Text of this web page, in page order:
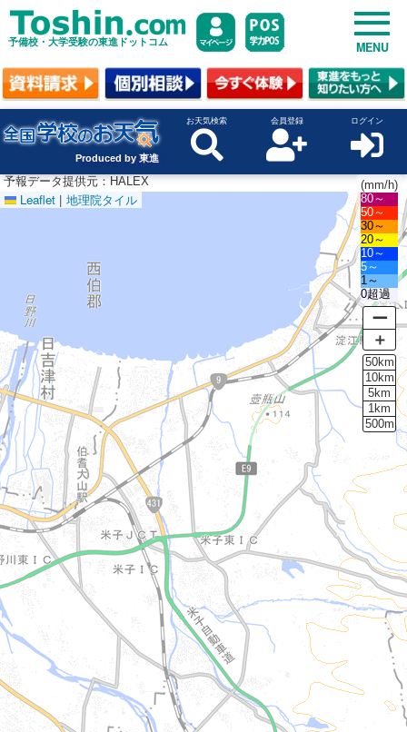
予備校・大学受験の東進ドットコム MENU
Produced by 東進
お天気検索 会員登録 ログイン
Leaflet | 地理院タイル
(mm/h)
80～
50～
30～
20～
10～
5～
1～
0超過
ー
＋
50km
10km
5km
1km
500m
予報データ提供元：HALEX